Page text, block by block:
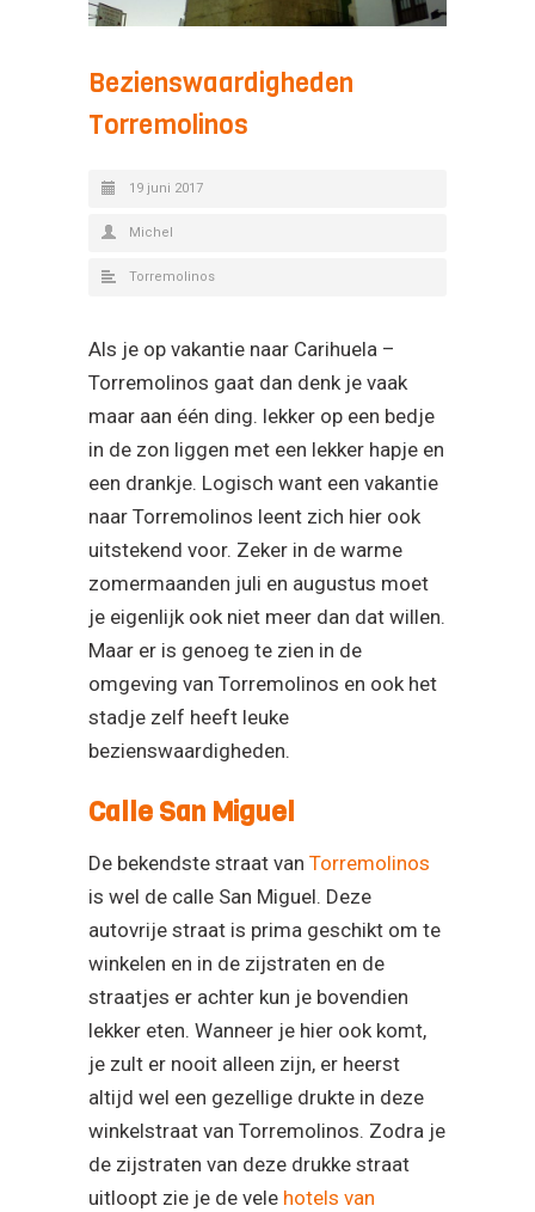
Bezienswaardigheden
Torremolinos
19 juni 2017
Michel
Torremolinos
Als je op vakantie naar Carihuela –
Torremolinos gaat dan denk je vaak
maar aan één ding. lekker op een bedje
in de zon liggen met een lekker hapje en
een drankje. Logisch want een vakantie
naar Torremolinos leent zich hier ook
uitstekend voor. Zeker in de warme
zomermaanden juli en augustus moet
je eigenlijk ook niet meer dan dat willen.
Maar er is genoeg te zien in de
omgeving van Torremolinos en ook het
stadje zelf heeft leuke
bezienswaardigheden.
Calle San Miguel
De bekendste straat van Torremolinos
is wel de calle San Miguel. Deze
autovrije straat is prima geschikt om te
winkelen en in de zijstraten en de
straatjes er achter kun je bovendien
lekker eten. Wanneer je hier ook komt,
je zult er nooit alleen zijn, er heerst
altijd wel een gezellige drukte in deze
winkelstraat van Torremolinos. Zodra je
de zijstraten van deze drukke straat
uitloopt zie je de vele hotels van